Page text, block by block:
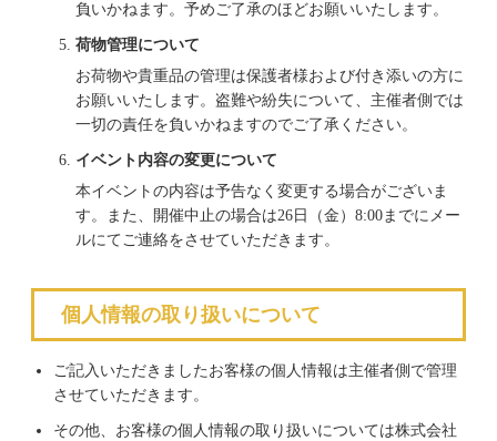
負いかねます。予めご了承のほどお願いいたします。
荷物管理について
お荷物や貴重品の管理は保護者様および付き添いの方に
お願いいたします。盗難や紛失について、主催者側では
一切の責任を負いかねますのでご了承ください。
イベント内容の変更について
本イベントの内容は予告なく変更する場合がございま
す。また、開催中止の場合は26日（金）8:00までにメー
ルにてご連絡をさせていただきます。
個人情報の取り扱いについて
ご記入いただきましたお客様の個人情報は主催者側で管理
させていただきます。
その他、お客様の個人情報の取り扱いについては株式会社